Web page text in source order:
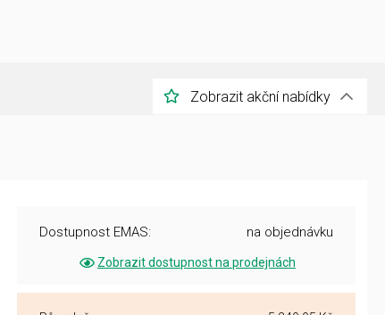
Zobrazit akční nabídky
Dostupnost EMAS: na objednávku
Zobrazit dostupnost na prodejnách